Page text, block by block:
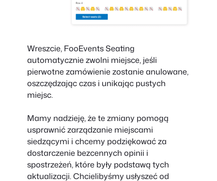
Wreszcie, FooEvents Seating
automatycznie zwolni miejsce, jeśli
pierwotne zamówienie zostanie anulowane,
oszczędzając czas i unikając pustych
miejsc.
Mamy nadzieję, że te zmiany pomogą
usprawnić zarządzanie miejscami
siedzącymi i chcemy podziękować za
dostarczenie bezcennych opinii i
spostrzeżeń, które były podstawą tych
aktualizacji. Chcielibyśmy usłyszeć od